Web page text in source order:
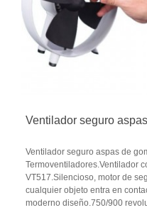
Ventilador seguro
Ventilador seguro aspas de
Termoventiladores.Ventilador
VT517.Silencioso, motor de
cualquier objeto entra en
moderno diseño.750/900